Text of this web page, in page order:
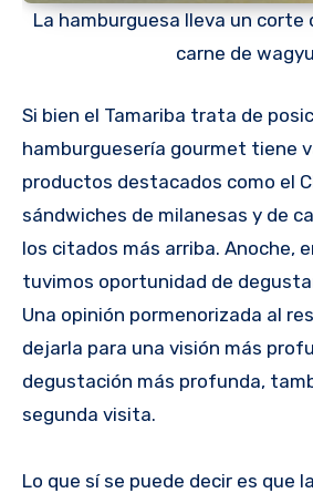
La hamburguesa lleva un corte
carne de
Si bien el Tamariba trata de
hamburguesería gourmet tiene
productos destacados como el
sándwiches de milanesas y de
los citados más arriba. Anoche,
tuvimos oportunidad de
Una opinión pormenorizada al
dejarla para una visión más
degustación más profunda,
segunda visita.
Lo que sí se puede decir es que